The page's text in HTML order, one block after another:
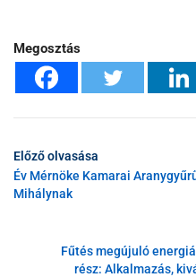
Megosztás
Előző olvasása
Év Mérnöke Kamarai
Mihálynak
Fűtés megújuló
rész: Alkalmazás,